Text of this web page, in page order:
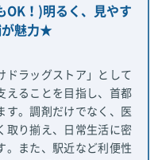
OK！)明るく、見やす
が魅力★
ドラッグストア」として
えることを目指し、首都
す。調剤だけでなく、医
取り揃え、日常生活に密
。また、駅近など利便性